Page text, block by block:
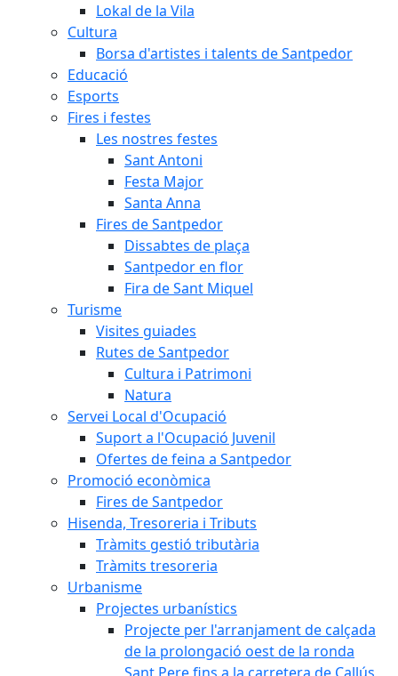
Lokal de la Vila
Cultura
Borsa d'artistes i talents de Santpedor
Educació
Esports
Fires i festes
Les nostres festes
Sant Antoni
Festa Major
Santa Anna
Fires de Santpedor
Dissabtes de plaça
Santpedor en flor
Fira de Sant Miquel
Turisme
Visites guiades
Rutes de Santpedor
Cultura i Patrimoni
Natura
Servei Local d'Ocupació
Suport a l'Ocupació Juvenil
Ofertes de feina a Santpedor
Promoció econòmica
Fires de Santpedor
Hisenda, Tresoreria i Tributs
Tràmits gestió tributària
Tràmits tresoreria
Urbanisme
Projectes urbanístics
Projecte per l'arranjament de calçada
de la prolongació oest de la ronda